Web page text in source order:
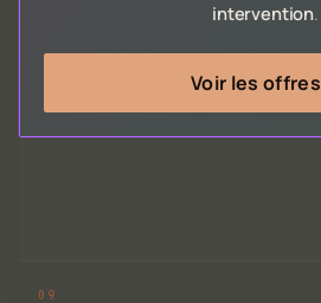
intervention.
Voir les offres